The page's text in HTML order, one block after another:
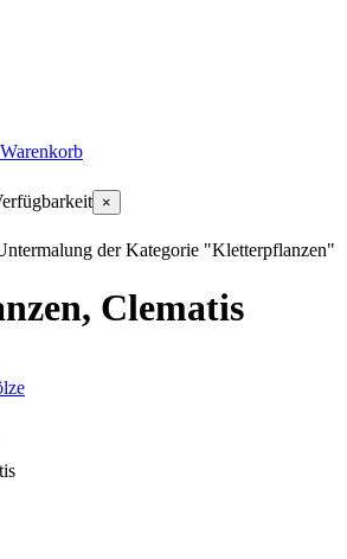
×
Clematis